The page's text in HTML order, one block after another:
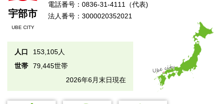
宇部市
UBE CITY
電話番号：0836-31-4111（代表)
法人番号：3000020352021
人口
153,105人
世帯
79,445世帯
2026年6月末日現在